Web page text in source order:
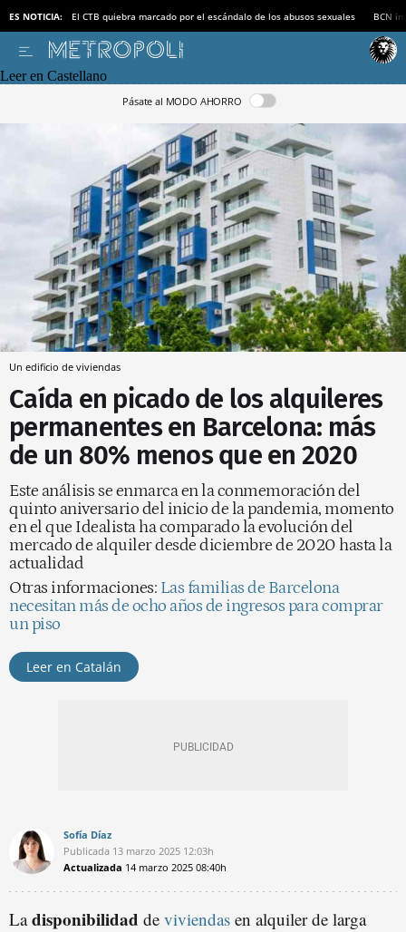
ES NOTICIA: El CTB quiebra marcado por el escándalo de los abusos sexuales BCN
Leer en Castellano
Pásate al MODO AHORRO
Un edificio de viviendas
Caída en picado de los alquileres
permanentes en Barcelona: más
de un 80% menos que en 2020
Este análisis se enmarca en la conmemoración del
quinto aniversario del inicio de la pandemia, momento
en el que Idealista ha comparado la evolución del
mercado de alquiler desde diciembre de 2020 hasta la
actualidad
Otras informaciones: Las familias de Barcelona
necesitan más de ocho años de ingresos para comprar
un piso
Leer en Catalán
Sofía Díaz
Publicada 13 marzo 2025 12:03h
Actualizada 14 marzo 2025 08:40h
Ladisponibilidad de viviendas en alquiler de larga